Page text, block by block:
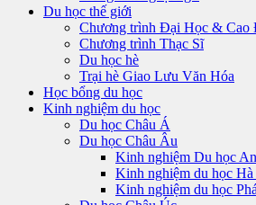
Du học thế giới
Chương trình Đại Học & Cao
Chương trình Thạc Sĩ
Du học hè
Trại hè Giao Lưu Văn Hóa
Học bổng du học
Kinh nghiệm du học
Du học Châu Á
Du học Châu Âu
Kinh nghiệm Du học
Kinh nghiệm du học Hà
Kinh nghiệm du học